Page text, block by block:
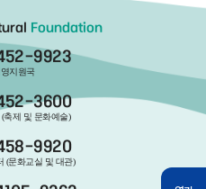
Foundation
9923
지원국
3600
축제 및 문화예술)
9920
(문화교실 및 대관)